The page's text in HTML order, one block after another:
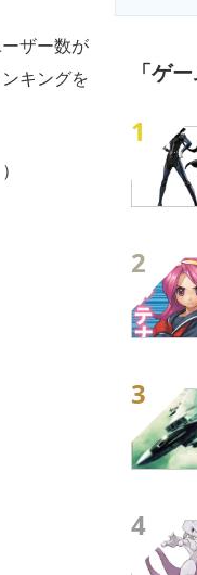
ザー数が
キングを
）
「ゲ
1
2
3
4